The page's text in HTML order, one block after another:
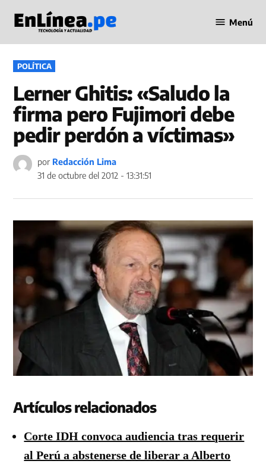
contenido
en Línea
Menú
PUBLICADO
EN
POLÍTICA
Lerner Ghitis: «Saludo la
firma pero Fujimori debe
pedir perdón a víctimas»
por Redacción Lima
31 de octubre del 2012 - 13:31:51
Artículos relacionados
Corte IDH convoca audiencia tras requerir
al Perú a abstenerse de liberar a Alberto